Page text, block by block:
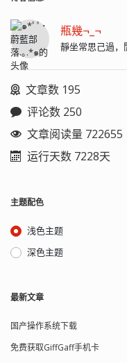
瓶幾¬_¬
靜坐常思己過，
文章数 195
评论数 250
文章阅读量 722655
运行天数 7228天
主题配色
浅色主题
深色主题
最新文章
国产操作系统下载
免费获取GiffGaff手机卡